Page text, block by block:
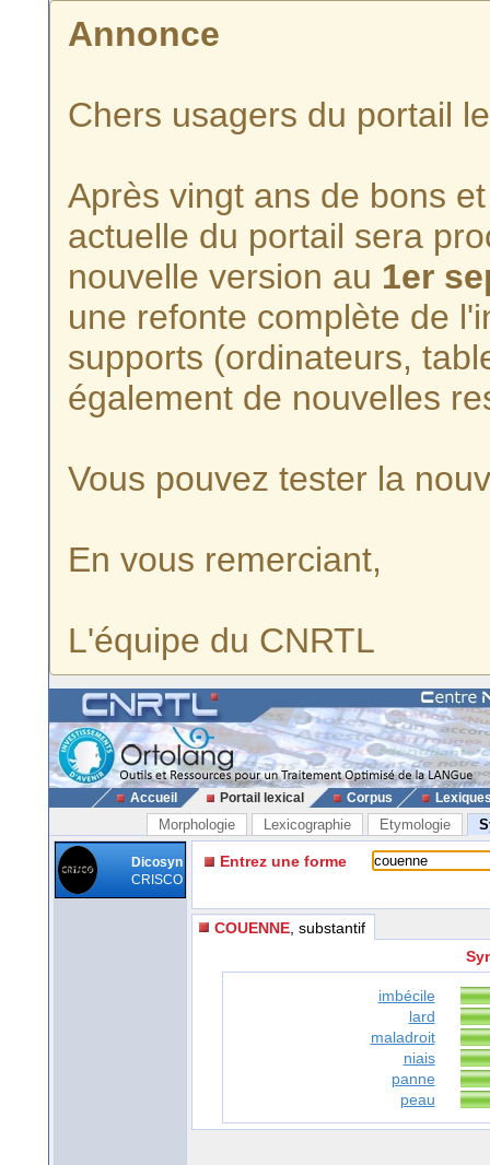
Annonce
Chers usagers du portail
Après vingt ans de bons
actuelle du portail sera
nouvelle version au 1er
une refonte complète de
supports (ordinateurs,
également de nouvelles
Vous pouvez tester la
En vous remerciant,
L'équipe du CNRTL
Accueil Portail lexical Corpus
Morphologie Lexicographie Etymologie
Dicosyn
CRISCO
Entrez une forme
COUENNE , substantif
imbécile
lard
maladroit
niais
panne
peau